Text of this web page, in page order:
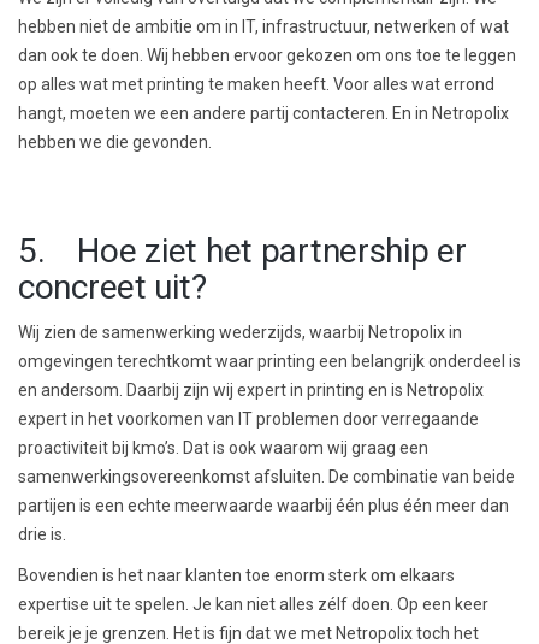
hebben niet de ambitie om in IT, infrastructuur, netwerken of wat
dan ook te doen. Wij hebben ervoor gekozen om ons toe te leggen
op alles wat met printing te maken heeft. Voor alles wat errond
hangt, moeten we een andere partij contacteren. En in Netropolix
hebben we die gevonden.
5. Hoe ziet het partnership er
concreet uit?
Wij zien de samenwerking wederzijds, waarbij Netropolix in
omgevingen terechtkomt waar printing een belangrijk onderdeel is
en andersom. Daarbij zijn wij expert in printing en is Netropolix
expert in het voorkomen van IT problemen door verregaande
proactiviteit bij kmo’s. Dat is ook waarom wij graag een
samenwerkingsovereenkomst afsluiten. De combinatie van beide
partijen is een echte meerwaarde waarbij één plus één meer dan
drie is.
Bovendien is het naar klanten toe enorm sterk om elkaars
expertise uit te spelen. Je kan niet alles zélf doen. Op een keer
bereik je je grenzen. Het is fijn dat we met Netropolix toch het